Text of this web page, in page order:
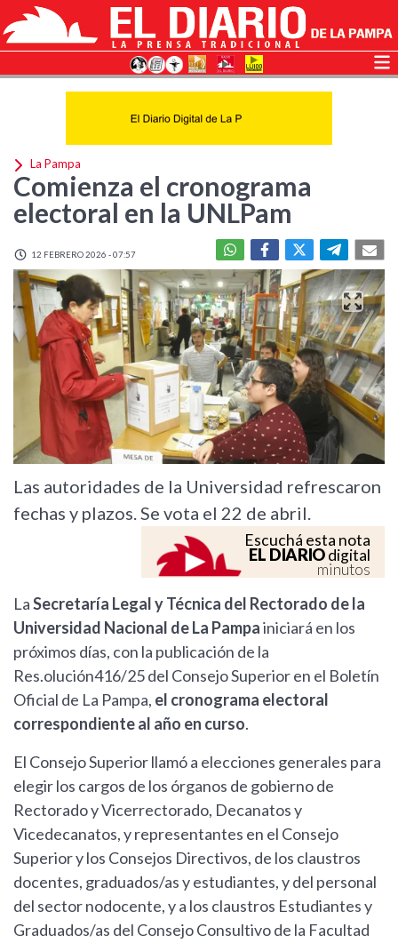
La Pampa
Comienza el cronograma
electoral en la UNLPam
12 FEBRERO 2026 - 07:57
Las autoridades de la Universidad refrescaron
fechas y plazos. Se vota el 22 de abril.
Escuchá esta nota
EL DIARIOdigital
minutos
LaSecretaría Legal y Técnica del Rectorado de la
Universidad Nacional de La Pampainiciará en los
próximos días, con la publicación de la
Res.olución416/25 del Consejo Superior en el Boletín
Oficial de La Pampa, el cronograma electoral
correspondiente al año en curso.
El Consejo Superior llamó a elecciones generales para
elegir los cargos de los órganos de gobierno de
Rectorado y Vicerrectorado, Decanatos y
Vicedecanatos, y representantes en el Consejo
Superior y los Consejos Directivos, de los claustros
docentes, graduados/as y estudiantes, y del personal
del sector nodocente, y a los claustros Estudiantes y
Graduados/as del Consejo Consultivo de la Facultad